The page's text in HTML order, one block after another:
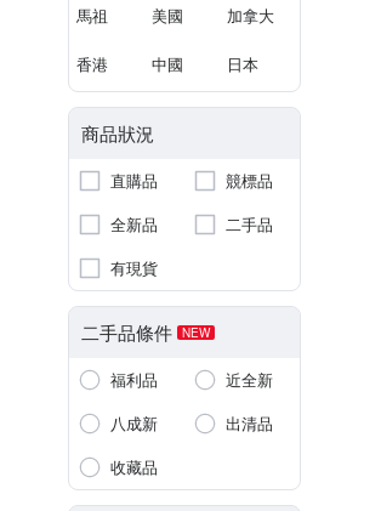
馬祖 美國 加拿大
香港 中國 日本
商品狀況
直購品
競標品
全新品
二手品
有現貨
二手品條件 NEW
福利品
近全新
八成新
出清品
收藏品